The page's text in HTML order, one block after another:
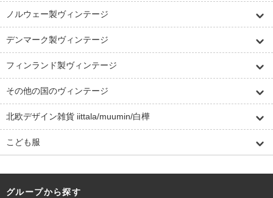
ノルウェー製ヴィンテージ
デンマーク製ヴィンテージ
フィンランド製ヴィンテージ
その他の国のヴィンテージ
北欧デザイン雑貨 iittala/muumin/白樺
こども服
グループから探す